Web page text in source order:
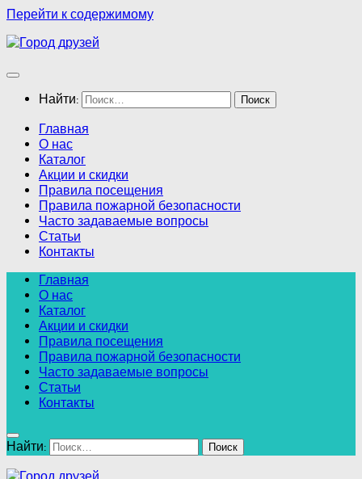
Перейти к содержимому
Найти:
Главная
О нас
Каталог
Акции и скидки
Правила посещения
Правила пожарной безопасности
Часто задаваемые вопросы
Статьи
Контакты
Главная
О нас
Каталог
Акции и скидки
Правила посещения
Правила пожарной безопасности
Часто задаваемые вопросы
Статьи
Контакты
Найти: